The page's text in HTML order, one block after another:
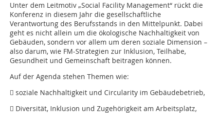
Unter dem Leitmotiv „Social Facility Management“ rückt die
Konferenz in diesem Jahr die gesellschaftliche
Verantwortung des Berufsstands in den Mittelpunkt. Dabei
geht es nicht allein um die ökologische Nachhaltigkeit von
Gebäuden, sondern vor allem um deren soziale Dimension –
also darum, wie FM-Strategien zur Inklusion, Teilhabe,
Gesundheit und Gemeinschaft beitragen können.
Auf der Agenda stehen Themen wie:
 soziale Nachhaltigkeit und Circularity im Gebäudebetrieb,
 Diversität, Inklusion und Zugehörigkeit am Arbeitsplatz,